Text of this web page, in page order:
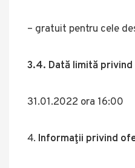
– gratuit pentru cele
3.4. Dată limită
31.01.2022 ora 16:00
Informaţii privind